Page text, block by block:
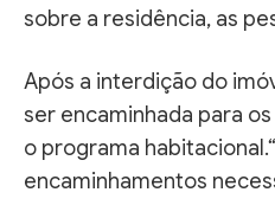
sobre a residência, as
Após a interdição do
ser encaminhada para
o programa
encaminhamentos